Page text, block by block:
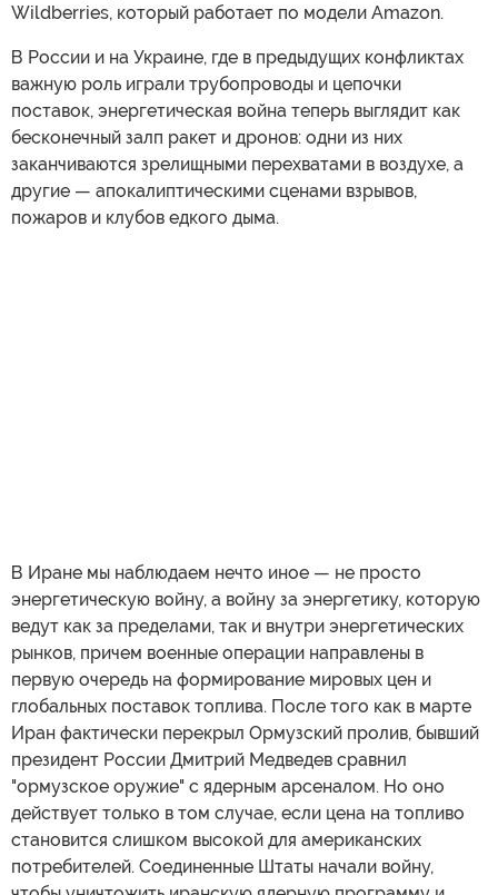
Wildberries, который работает по модели Amazon.
В России и на Украине, где в предыдущих конфликтах
важную роль играли трубопроводы и цепочки
поставок, энергетическая война теперь выглядит как
бесконечный залп ракет и дронов: одни из них
заканчиваются зрелищными перехватами в воздухе, а
другие — апокалиптическими сценами взрывов,
пожаров и клубов едкого дыма.
В Иране мы наблюдаем нечто иное — не просто
энергетическую войну, а войну за энергетику, которую
ведут как за пределами, так и внутри энергетических
рынков, причем военные операции направлены в
первую очередь на формирование мировых цен и
глобальных поставок топлива. После того как в марте
Иран фактически перекрыл Ормузский пролив, бывший
президент России Дмитрий Медведев сравнил
"ормузское оружие" с ядерным арсеналом. Но оно
действует только в том случае, если цена на топливо
становится слишком высокой для американских
потребителей. Соединенные Штаты начали войну,